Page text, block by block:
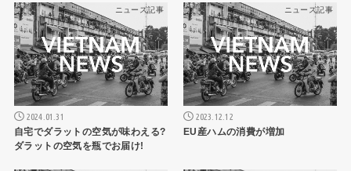
ニュース記事
2024.01.31
自宅でダラットの空気が味わえる?
ダラットの空気を瓶でお届け!
ニュース記事
2023.12.12
EU産ハムの消費が増加